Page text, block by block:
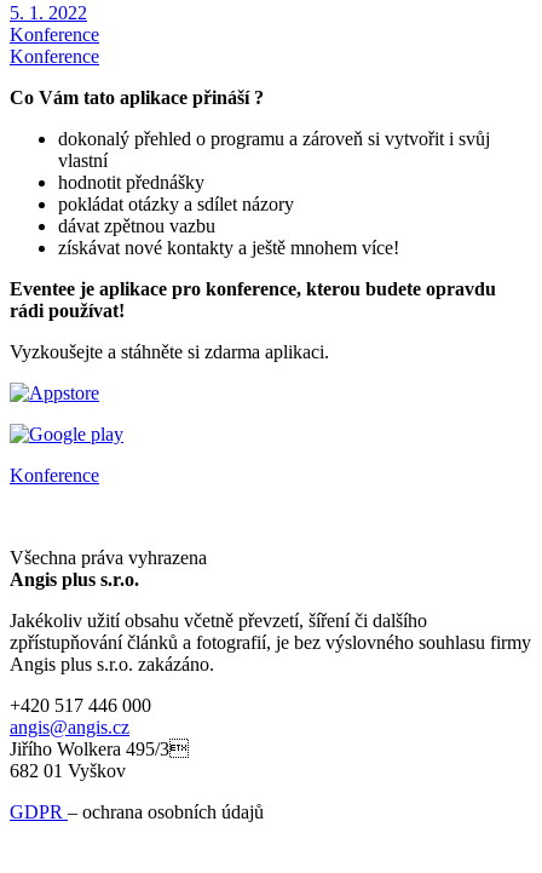
5. 1. 2022
Konference
Konference
Co Vám tato aplikace přináší ?
dokonalý přehled o programu a zároveň si vytvořit i svůj
vlastní
hodnotit přednášky
pokládat otázky a sdílet názory
dávat zpětnou vazbu
získávat nové kontakty a ještě mnohem více!
Eventee je aplikace pro konference, kterou budete opravdu
rádi používat!
Vyzkoušejte a stáhněte si zdarma aplikaci.
Konference
Všechna práva vyhrazena
Angis plus s.r.o.
Jakékoliv užití obsahu včetně převzetí, šíření či dalšího
zpřístupňování článků a fotografií, je bez výslovného souhlasu firmy
Angis plus s.r.o. zakázáno.
+420 517 446 000
angis@angis.cz
Jiřího Wolkera 495/3
682 01 Vyškov
GDPR – ochrana osobních údajů